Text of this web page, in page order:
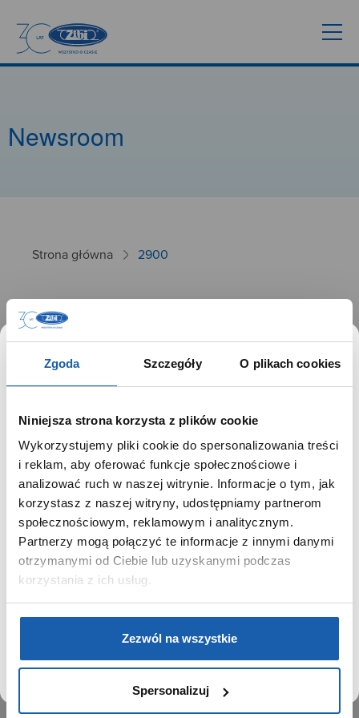
Zgoda Szczegóły O plikach cookies
Niniejsza strona korzysta z plików cookie
Wykorzystujemy pliki cookie do spersonalizowania treści
i reklam, aby oferować funkcje społecznościowe i
analizować ruch w naszej witrynie. Informacje o tym, jak
korzystasz z naszej witryny, udostępniamy partnerom
społecznościowym, reklamowym i analitycznym.
Partnerzy mogą połączyć te informacje z innymi danymi
otrzymanymi od Ciebie lub uzyskanymi podczas
korzystania z ich usług.
Zezwól na wszystkie
Spersonalizuj
Newsroom
Strona główna 2900
2900
26.09.2024
GRUPA ZIBI
Historia
Misja, wizja i wartości Grupy Zibi
Ważne daty
Kariera
Zgoda na ciasteczka
PRODUKTY
Kalkulatory
SIECI SPRZEDAŻY
SZANOWNY UŻYTKOWNIKU,
SZANOWNA UŻYTKOWNICZKO
Używamy plików cookie w celach analitycznych,
statystycznych i marketingowych, w tym aby analizować
ruch w tej witrynie, optymalizować jej działanie oraz
zapamiętywać Twoje preferencje.